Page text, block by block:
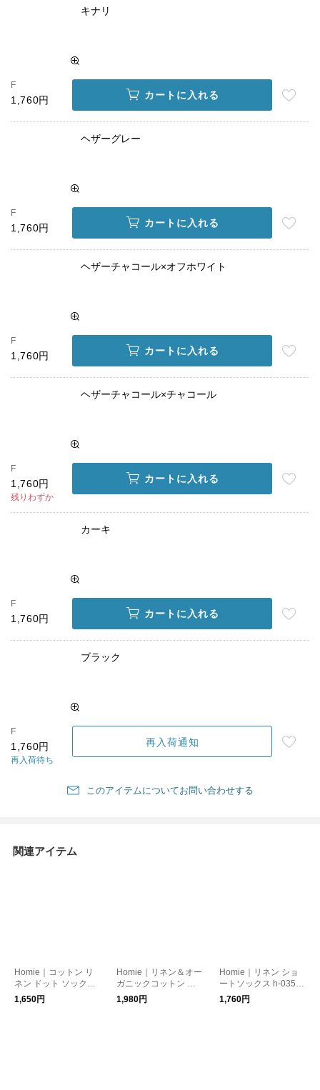
キナリ
F
1,760円 カートに入れる
ヘザーグレー
F
1,760円 カートに入れる
ヘザーチャコール×オフホワイト
F
1,760円 カートに入れる
ヘザーチャコール×チャコール
F
1,760円
残りわずか
カートに入れる
カーキ
F
1,760円 カートに入れる
ブラック
F
1,760円
再入荷待ち
再入荷通知
このアイテムについてお問い合わせする
関連アイテム
Homie｜コットン リ
ネン ドット ソックス
靴下 h-038
1,650円
Homie｜リネン＆オー
ガニックコットン リ
ブ サンダルソックス
靴下 h-057
1,980円
Homie｜リネン ショ
ートソックス h-035-y
o ホミー 靴下
1,760円